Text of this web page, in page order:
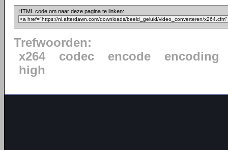
HTML code om naar deze pagina te linken:
Trefwoorden:
x264
codec encode
encoding
high